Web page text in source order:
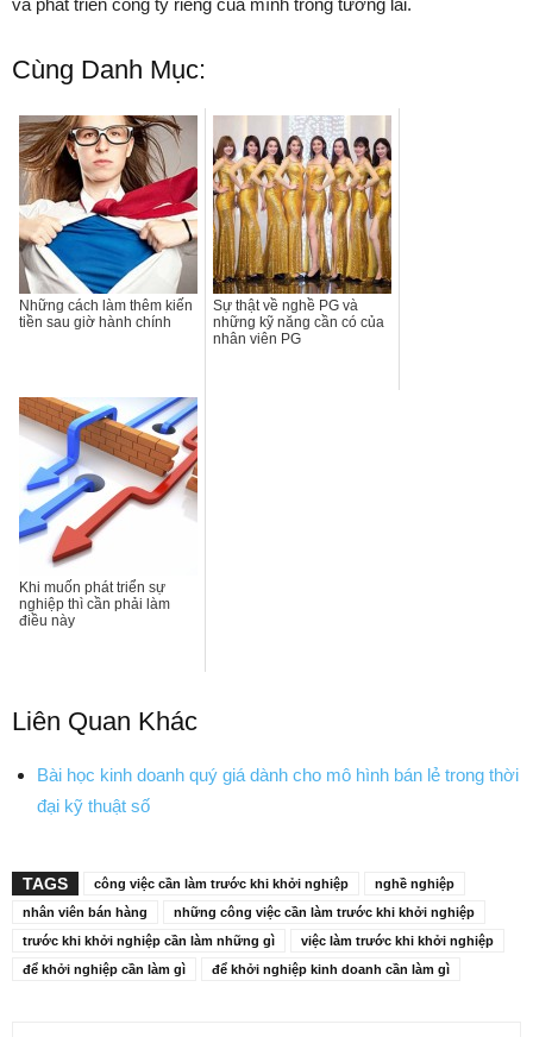
và phát triển công ty riêng của mình trong tương lai.
Cùng Danh Mục:
Những cách làm thêm kiến
tiền sau giờ hành chính
Sự thật về nghề PG và
những kỹ năng cần có của
nhân viên PG
Khi muốn phát triển sự
nghiệp thì cần phải làm
điều này
Liên Quan Khác
Bài học kinh doanh quý giá dành cho mô hình bán lẻ trong thời
đại kỹ thuật số
TAGS công việc cần làm trước khi khởi nghiệp
nghề nghiệp
nhân viên bán hàng
những công việc cần làm trước khi khởi nghiệp
trước khi khởi nghiệp cần làm những gì
việc làm trước khi khởi nghiệp
để khởi nghiệp cần làm gì
để khởi nghiệp kinh doanh cần làm gì